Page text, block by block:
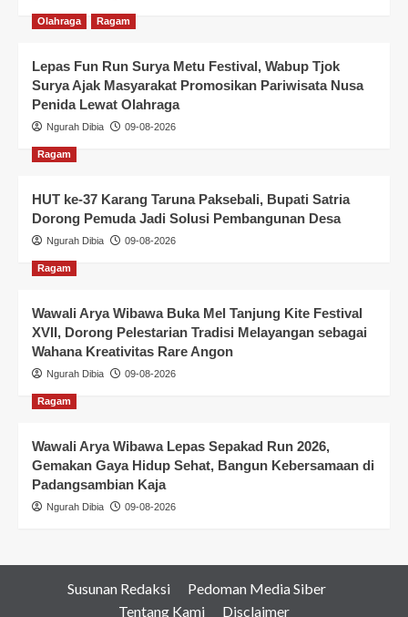
Olahraga Ragam
Lepas Fun Run Surya Metu Festival, Wabup Tjok
Surya Ajak Masyarakat Promosikan Pariwisata Nusa
Penida Lewat Olahraga
Ngurah Dibia 09-08-2026
Ragam
HUT ke-37 Karang Taruna Paksebali, Bupati Satria
Dorong Pemuda Jadi Solusi Pembangunan Desa
Ngurah Dibia 09-08-2026
Ragam
Wawali Arya Wibawa Buka Mel Tanjung Kite Festival
XVII, Dorong Pelestarian Tradisi Melayangan sebagai
Wahana Kreativitas Rare Angon
Ngurah Dibia 09-08-2026
Ragam
Wawali Arya Wibawa Lepas Sepakad Run 2026,
Gemakan Gaya Hidup Sehat, Bangun Kebersamaan di
Padangsambian Kaja
Ngurah Dibia 09-08-2026
Susunan Redaksi
Pedoman Media Siber
Tentang Kami
Disclaimer